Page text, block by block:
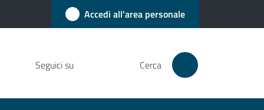
Accedi all'area personale
Seguici su Cerca